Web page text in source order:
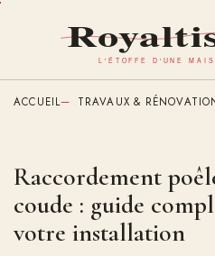
ACCUEIL TRAVAUX &
Raccordement
coude : guide
votre installation